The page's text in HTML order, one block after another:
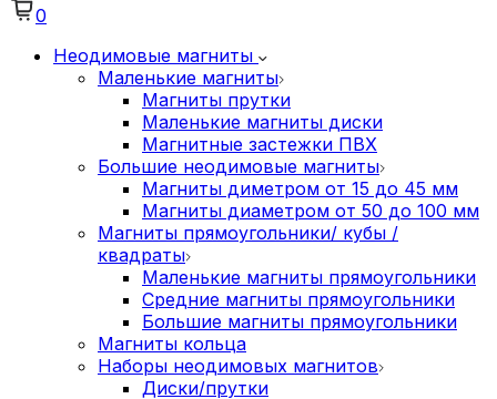
0
Неодимовые магниты
Маленькие магниты
Магниты прутки
Маленькие магниты диски
Магнитные застежки ПВХ
Большие неодимовые магниты
Магниты диметром от 15 до 45 мм
Магниты диаметром от 50 до 100 мм
Магниты прямоугольники/ кубы /
квадраты
Маленькие магниты прямоугольники
Средние магниты прямоугольники
Большие магниты прямоугольники
Магниты кольца
Наборы неодимовых магнитов
Диски/прутки